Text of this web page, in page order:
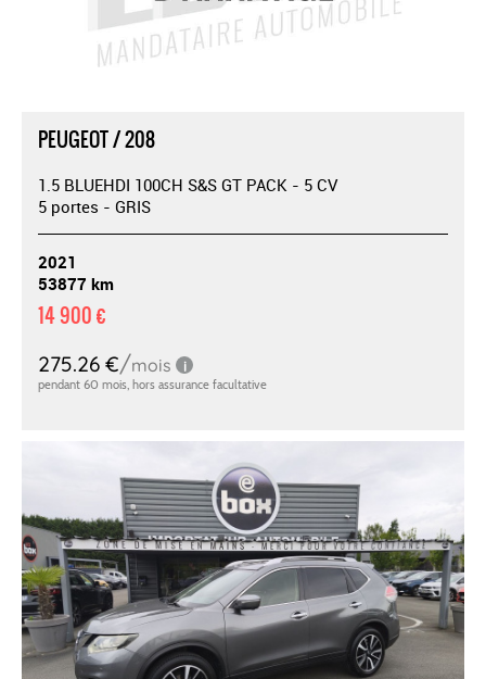
PEUGEOT / 208
1.5 BLUEHDI 100CH S&S GT PACK - 5 CV
5 portes - GRIS
2021
53877 km
14 900 €